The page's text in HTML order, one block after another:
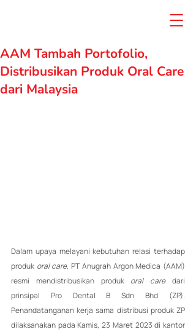
AAM Tambah Portofolio,
Distribusikan Produk Oral Care
dari Malaysia
Dalam upaya melayani kebutuhan relasi terhadap
produk oral care, PT Anugrah Argon Medica (AAM)
resmi mendistribusikan produk oral care dari
prinsipal Pro Dental B Sdn Bhd (ZP).
Penandatanganan kerja sama distribusi produk ZP
dilaksanakan pada Kamis, 23 Maret 2023 di kantor